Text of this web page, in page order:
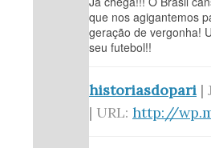
que nos agigantemos
geração de vergonha!
seu futebol!!
historiasdopari |
| URL: http://